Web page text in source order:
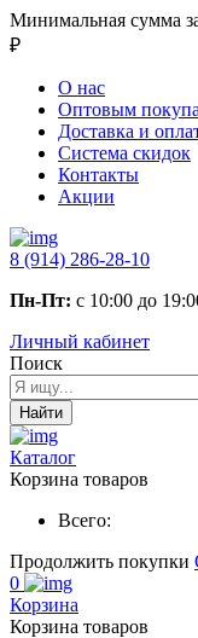
Минимальная сумма
₽
О нас
Оптовым
Доставка и
Система скидок
Контакты
Акции
8 (914) 286-28-10
Пн-Пт: с 10:00 до
Личный кабинет
Поиск
Найти
Каталог
Корзина товаров
Всего:
Продолжить покупки
0
Корзина
Корзина товаров